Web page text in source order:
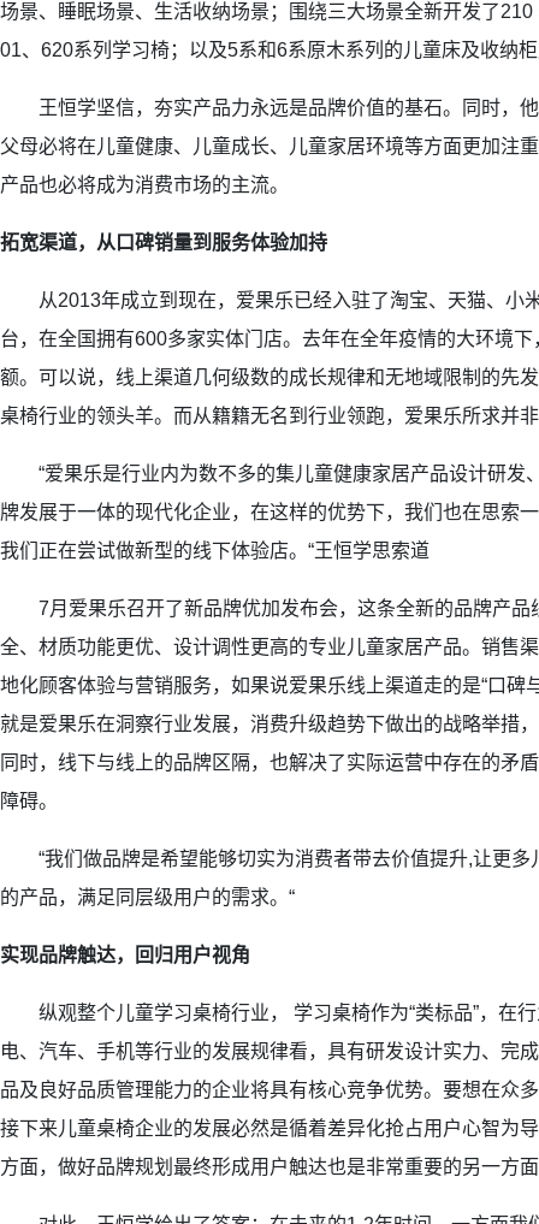
场景、睡眠场景、生活收纳场景；围绕三大场景全新开发了
01、620系列学习椅；以及5系和6系原木系列的儿童床及收纳
王恒学坚信，夯实产品力永远是品牌价值的基石。同时，
父母必将在儿童健康、儿童成长、儿童家居环境等方面更加注
产品也必将成为消费市场的主流。
拓宽渠道，从口碑销量到服务体验加持
从2013年成立到现在，爱果乐已经入驻了淘宝、天猫、小
台，在全国拥有600多家实体门店。去年在全年疫情的大环境
额。可以说，线上渠道几何级数的成长规律和无地域限制的先
桌椅行业的领头羊。而从籍籍无名到行业领跑，爱果乐所求并
“爱果乐是行业内为数不多的集儿童健康家居产品设计研发
牌发展于一体的现代化企业，在这样的优势下，我们也在思索
我们正在尝试做新型的线下体验店。“王恒学思索道
7月爱果乐召开了新品牌优加发布会，这条全新的品牌产品
全、材质功能更优、设计调性更高的专业儿童家居产品。销售
地化顾客体验与营销服务，如果说爱果乐线上渠道走的是“口碑
就是爱果乐在洞察行业发展，消费升级趋势下做出的战略举措
同时，线下与线上的品牌区隔，也解决了实际运营中存在的矛
障碍。
“我们做品牌是希望能够切实为消费者带去价值提升,让更多
的产品，满足同层级用户的需求。“
实现品牌触达，回归用户视角
纵观整个儿童学习桌椅行业， 学习桌椅作为“类标品”，在
电、汽车、手机等行业的发展规律看，具有研发设计实力、完
品及良好品质管理能力的企业将具有核心竞争优势。要想在众
接下来儿童桌椅企业的发展必然是循着差异化抢占用户心智为
方面，做好品牌规划最终形成用户触达也是非常重要的另一方